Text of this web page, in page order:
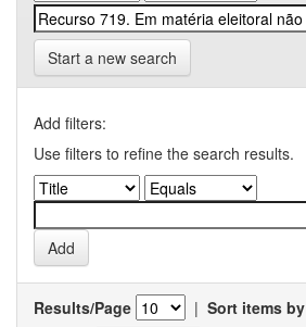
Start a new search
Add filters:
Use filters to refine the search results.
Results/Page | Sort items by